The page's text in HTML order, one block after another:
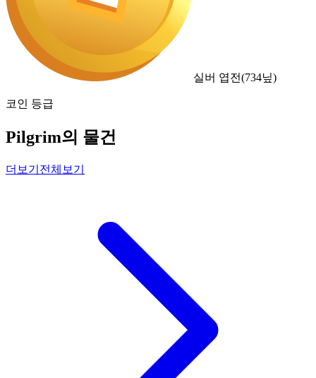
실버 엽전(734닢)
코인 등급
Pilgrim의 물건
더보기 전체보기